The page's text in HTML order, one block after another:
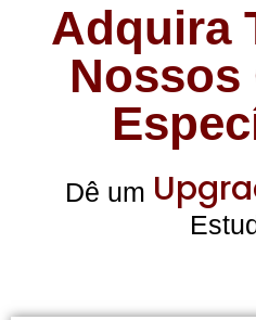
Adquira
Nossos
Dê um Upgra